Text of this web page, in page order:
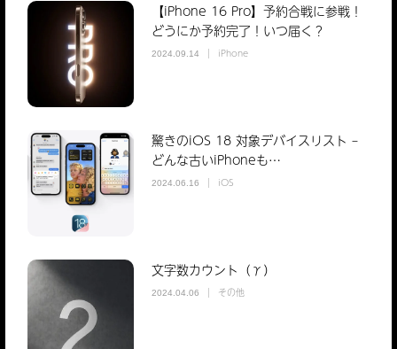
【iPhone 16 Pro】予約合戦に参戦！
どうにか予約完了！いつ届く？
2024.09.14 iPhone
驚きのiOS 18 対象デバイスリスト –
どんな古いiPhoneも…
2024.06.16 iOS
文字数カウント（γ）
2024.04.06 その他